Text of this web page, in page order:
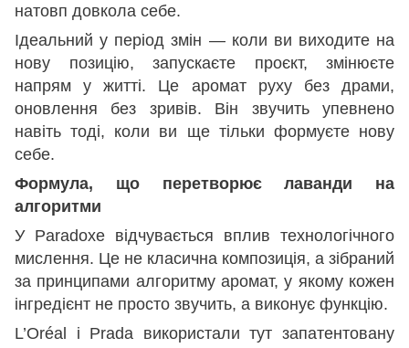
натовп довкола себе.
Ідеальний у період змін — коли ви виходите на
нову позицію, запускаєте проєкт, змінюєте
напрям у житті. Це аромат руху без драми,
оновлення без зривів. Він звучить упевнено
навіть тоді, коли ви ще тільки формуєте нову
себе.
Формула, що перетворює лаванди на
алгоритми
У Paradoxe відчувається вплив технологічного
мислення. Це не класична композиція, а зібраний
за принципами алгоритму аромат, у якому кожен
інгредієнт не просто звучить, а виконує функцію.
L’Oréal і Prada використали тут запатентовану